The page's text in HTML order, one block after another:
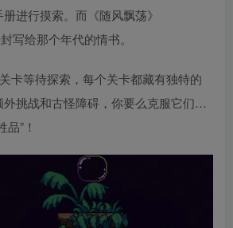
进行摸索。而《随风飘荡》
写给那个年代的情书。
卡等待探索，每个关卡都藏有独特的
外挑战和古怪障碍，你要么克服它们…
”！